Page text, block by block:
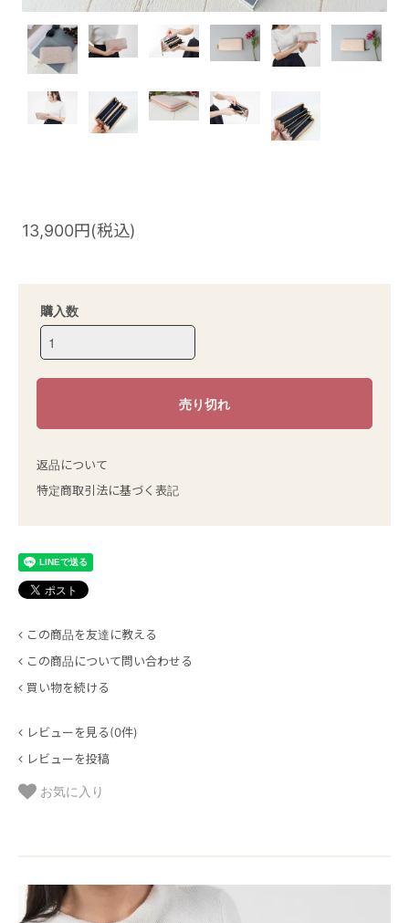
13,900円(税込)
購入数
返品について
特定商取引法に基づく表記
この商品を友達に教える
この商品について問い合わせる
買い物を続ける
レビューを見る(0件)
レビューを投稿
お気に入り